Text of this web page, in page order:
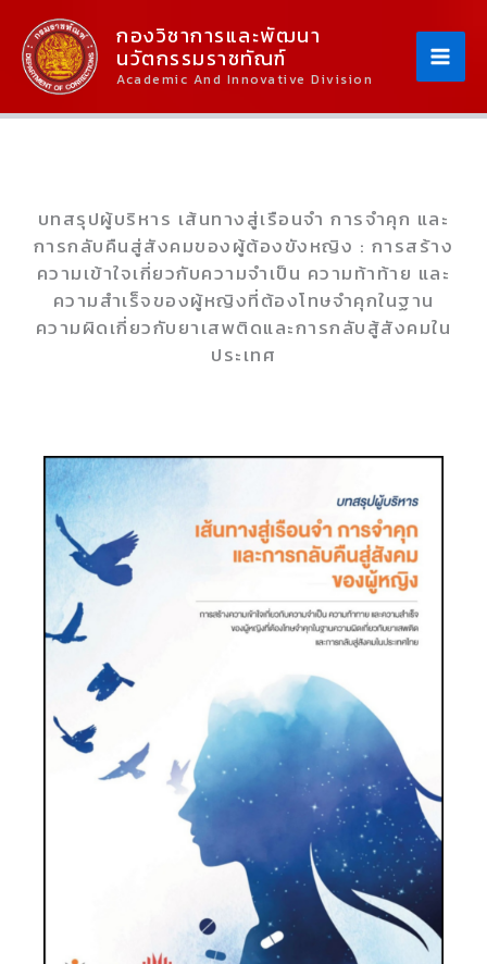
Content
Content
กองวิชาการและพัฒนา
นวัตกรรมราชทัณฑ์
Academic And Innovative Division
บทสรุปผู้บริหาร เส้นทางสู่เรือนจำ การจำคุก และ
การกลับคืนสู่สังคมของผู้ต้องขังหญิง : การสร้าง
ความเข้าใจเกี่ยวกับความจำเป็น ความท้าท้าย และ
ความสำเร็จของผู้หญิงที่ต้องโทษจำคุกในฐาน
ความผิดเกี่ยวกับยาเสพติดและการกลับสู้สังคมใน
ประเทศ